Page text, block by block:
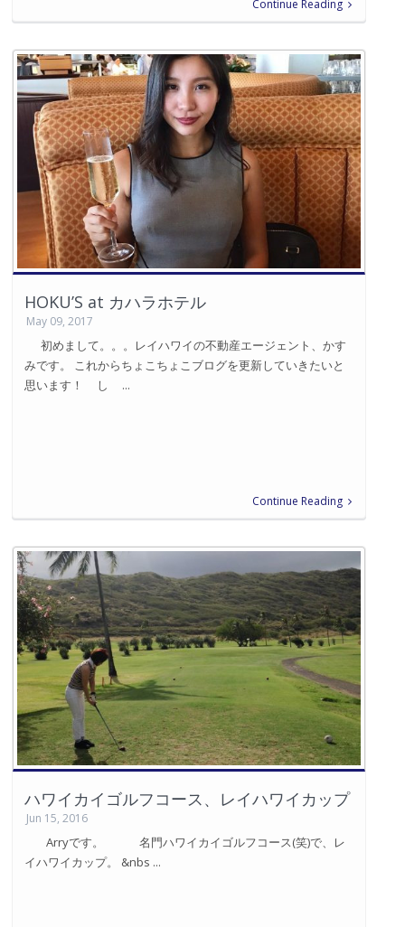
Continue Reading
HOKU’S at カハラホテル
May 09, 2017
初めまして。。。レイハワイの不動産エージェント、かす
みです。 これからちょこちょこブログを更新していきたいと
思います！ し ...
Continue Reading
ハワイカイゴルフコース、レイハワイカップ
Jun 15, 2016
Arryです。 名門ハワイカイゴルフコース(笑)で、レ
イハワイカップ。 &nbs ...